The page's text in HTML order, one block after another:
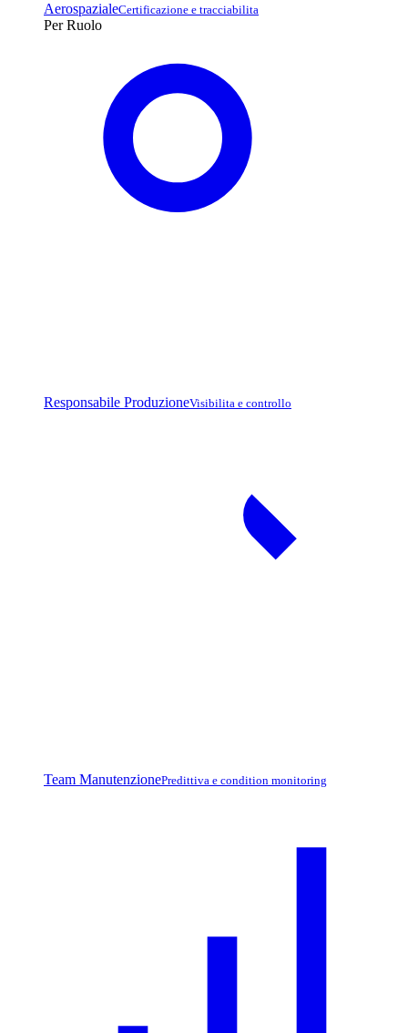
AerospazialeCertificazione e tracciabilita
Per Ruolo
Responsabile ProduzioneVisibilita e controllo
Team ManutenzionePredittiva e condition monitoring